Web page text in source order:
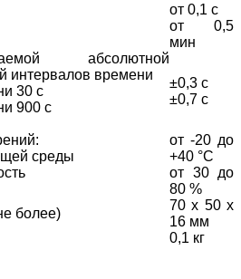
от 0,1 с
от 0,5
мин
абсолютной
интервалов времени
30 с
900 с
±0,3 с
±0,7 с
среды
от -20 до
+40 °С
от 30 до
80 %
более)
70 x 50 x
16 мм
0,1 кг